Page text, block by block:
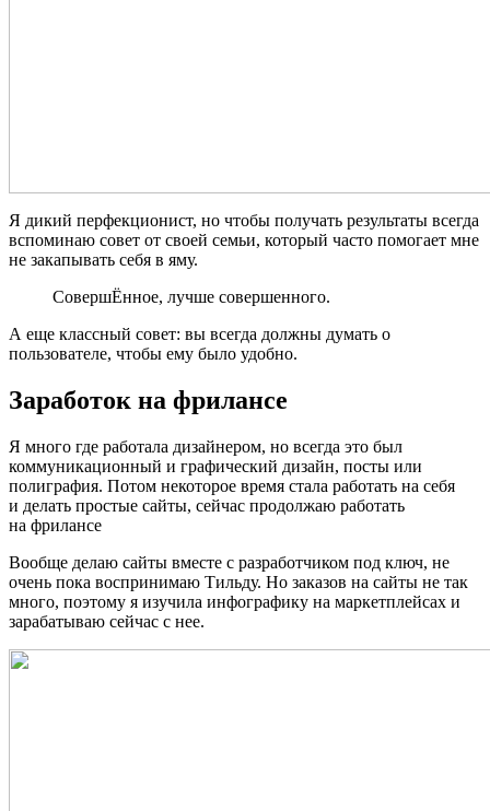
Я дикий перфекционист, но чтобы получать результаты всегда
вспоминаю совет от своей семьи, который часто помогает мне
не закапывать себя в яму.
СовершЁнное, лучше совершенного.
А еще классный совет: вы всегда должны думать о
пользователе, чтобы ему было удобно.
Заработок на фрилансе
Я много где работала дизайнером, но всегда это был
коммуникационный и графический дизайн, посты или
полиграфия. Потом некоторое время стала работать на себя
и делать простые сайты, сейчас продолжаю работать
на фрилансе
Вообще делаю сайты вместе с разработчиком под ключ, не
очень пока воспринимаю Тильду. Но заказов на сайты не так
много, поэтому я изучила инфографику на маркетплейсах и
зарабатываю сейчас с нее.